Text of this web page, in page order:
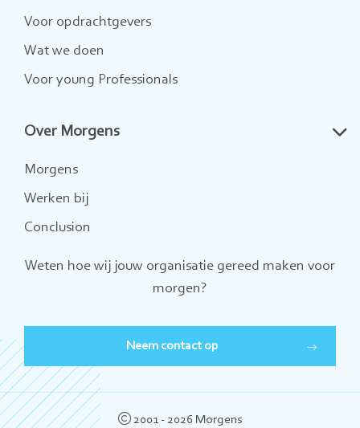
Voor opdrachtgevers
Wat we doen
Voor young Professionals
Over Morgens
Morgens
Werken bij
Conclusion
Weten hoe wij jouw organisatie gereed maken voor
morgen?
Neem contact op
2001 - 2026 Morgens